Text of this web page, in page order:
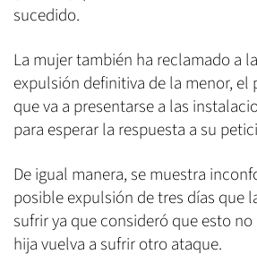
sucedido.
La mujer también ha reclamado a
expulsión definitiva de la menor,
que va a presentarse a las
para esperar la respuesta a su
De igual manera, se muestra
posible expulsión de tres días que
sufrir ya que consideró que esto no
hija vuelva a sufrir otro ataque.